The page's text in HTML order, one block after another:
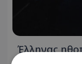
Έλληνας
καρκίνο -